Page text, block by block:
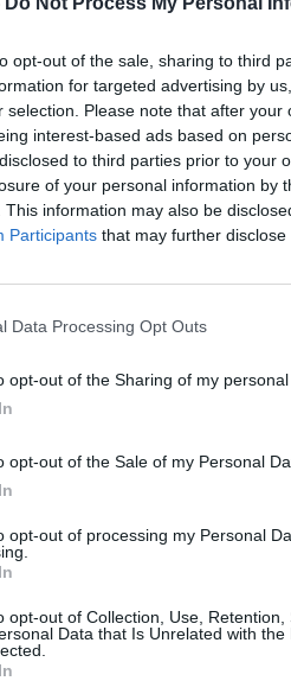
opt-out of the sale, sharing to third
for targeted advertising by
selection. Please note that after
interest-based ads based on
to third parties prior to your
of your personal information by
This information may also be
Participants that may further
Data Processing Opt Outs
opt-out of the Sharing of my personal
opt-out of the Sale of my Personal
opt-out of processing my Personal
opt-out of Collection, Use,
Data that Is Unrelated with
kierowania